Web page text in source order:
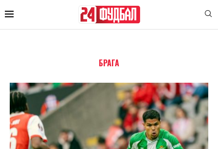
БРАГА